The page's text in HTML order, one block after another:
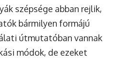
szépsége abban rejlik,
bármilyen formájú
útmutatóban vannak
módok, de ezeket